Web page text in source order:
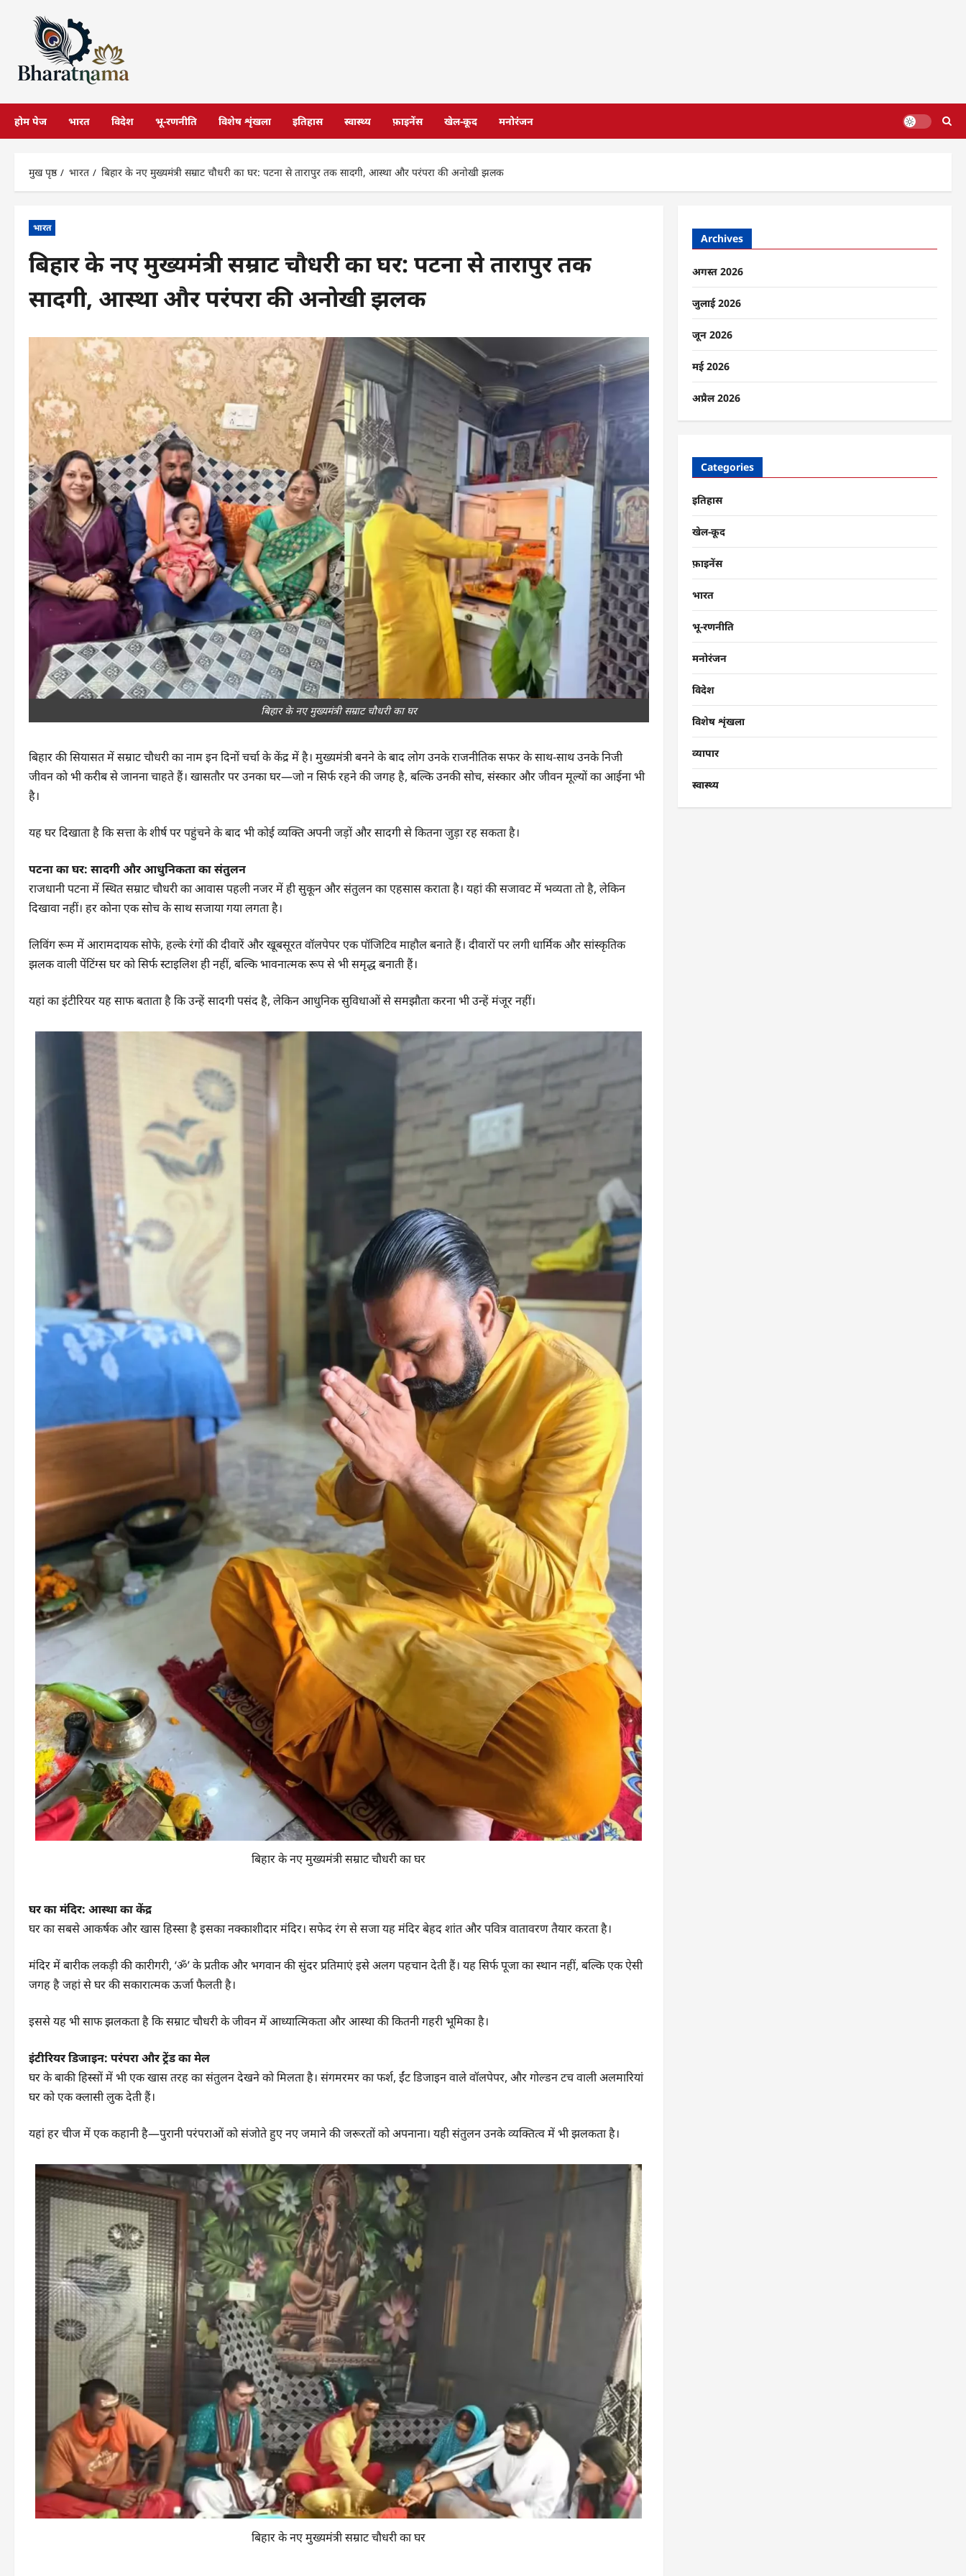
होम पेज भारत विदेश भू-रणनीति विशेष शृंखला इतिहास स्वास्थ्य फ़ाइनेंस खेल-कूद मनोरंजन
मुख पृष्ठ भारत बिहार के नए मुख्यमंत्री सम्राट चौधरी का घर: पटना से तारापुर तक सादगी, आस्था और परंपरा की अनोखी झलक
भारत
बिहार के नए मुख्यमंत्री सम्राट चौधरी का घर: पटना से तारापुर तक
सादगी, आस्था और परंपरा की अनोखी झलक
बिहार के नए मुख्यमंत्री सम्राट चौधरी का घर
बिहार की सियासत में सम्राट चौधरी का नाम इन दिनों चर्चा के केंद्र में है। मुख्यमंत्री बनने के बाद लोग उनके राजनीतिक सफर के साथ-साथ उनके निजी
जीवन को भी करीब से जानना चाहते हैं। खासतौर पर उनका घर—जो न सिर्फ रहने की जगह है, बल्कि उनकी सोच, संस्कार और जीवन मूल्यों का आईना भी
है।
यह घर दिखाता है कि सत्ता के शीर्ष पर पहुंचने के बाद भी कोई व्यक्ति अपनी जड़ों और सादगी से कितना जुड़ा रह सकता है।
पटना का घर: सादगी और आधुनिकता का संतुलन
राजधानी पटना में स्थित सम्राट चौधरी का आवास पहली नजर में ही सुकून और संतुलन का एहसास कराता है। यहां की सजावट में भव्यता तो है, लेकिन
दिखावा नहीं। हर कोना एक सोच के साथ सजाया गया लगता है।
लिविंग रूम में आरामदायक सोफे, हल्के रंगों की दीवारें और खूबसूरत वॉलपेपर एक पॉजिटिव माहौल बनाते हैं। दीवारों पर लगी धार्मिक और सांस्कृतिक
झलक वाली पेंटिंग्स घर को सिर्फ स्टाइलिश ही नहीं, बल्कि भावनात्मक रूप से भी समृद्ध बनाती हैं।
यहां का इंटीरियर यह साफ बताता है कि उन्हें सादगी पसंद है, लेकिन आधुनिक सुविधाओं से समझौता करना भी उन्हें मंजूर नहीं।
बिहार के नए मुख्यमंत्री सम्राट चौधरी का घर
घर का मंदिर: आस्था का केंद्र
घर का सबसे आकर्षक और खास हिस्सा है इसका नक्काशीदार मंदिर। सफेद रंग से सजा यह मंदिर बेहद शांत और पवित्र वातावरण तैयार करता है।
मंदिर में बारीक लकड़ी की कारीगरी, ‘ॐ’ के प्रतीक और भगवान की सुंदर प्रतिमाएं इसे अलग पहचान देती हैं। यह सिर्फ पूजा का स्थान नहीं, बल्कि एक ऐसी
जगह है जहां से घर की सकारात्मक ऊर्जा फैलती है।
इससे यह भी साफ झलकता है कि सम्राट चौधरी के जीवन में आध्यात्मिकता और आस्था की कितनी गहरी भूमिका है।
इंटीरियर डिजाइन: परंपरा और ट्रेंड का मेल
घर के बाकी हिस्सों में भी एक खास तरह का संतुलन देखने को मिलता है। संगमरमर का फर्श, ईंट डिजाइन वाले वॉलपेपर, और गोल्डन टच वाली अलमारियां
घर को एक क्लासी लुक देती हैं।
यहां हर चीज में एक कहानी है—पुरानी परंपराओं को संजोते हुए नए जमाने की जरूरतों को अपनाना। यही संतुलन उनके व्यक्तित्व में भी झलकता है।
बिहार के नए मुख्यमंत्री सम्राट चौधरी का घर
Archives
अगस्त 2026
जुलाई 2026
जून 2026
मई 2026
अप्रैल 2026
Categories
इतिहास
खेल-कूद
फ़ाइनेंस
भारत
भू-रणनीति
मनोरंजन
विदेश
विशेष शृंखला
व्यापार
स्वास्थ्य